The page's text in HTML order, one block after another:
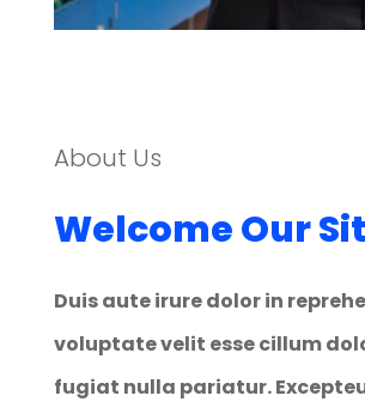
About Us
Welcome Our
Duis aute irure dolor in
voluptate velit esse cillum
fugiat nulla pariatur.